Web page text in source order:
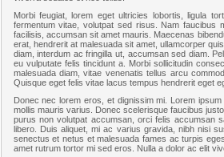
Morbi feugiat, lorem eget ultricies lobortis, ligula
fermentum vitae, volutpat sed risus. Nam faucibus
facilisis, accumsan sit amet mauris. Maecenas
erat, hendrerit at malesuada sit amet, ullamcorper
diam, interdum ac fringilla ut, accumsan sed diam.
eu vulputate felis tincidunt a. Morbi sollicitudin
malesuada diam, vitae venenatis tellus arcu
Quisque eget felis vitae lacus tempus hendrerit eget
Donec nec lorem eros, et dignissim mi. Lorem
mollis mauris varius. Donec scelerisque faucibus
purus non volutpat accumsan, orci felis accumsan
libero. Duis aliquet, mi ac varius gravida, nibh nisi
senectus et netus et malesuada fames ac turpis
amet rutrum tortor mi sed eros. Nulla a dolor ac elit